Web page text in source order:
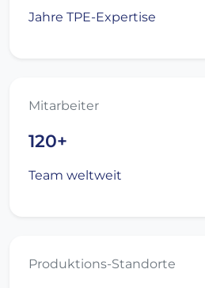
Jahre TPE-Expertise
Mitarbeiter
120+
Team weltweit
Produktions-Standorte